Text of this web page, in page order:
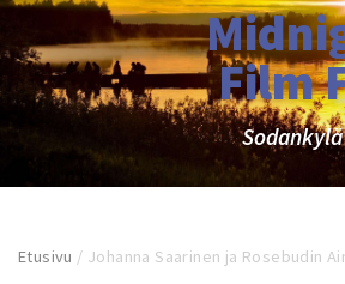
Film
Etusivu / Johanna Saarinen ja Rosebudin